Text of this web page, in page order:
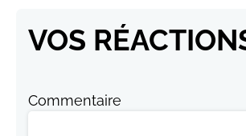
VOS
Commentaire